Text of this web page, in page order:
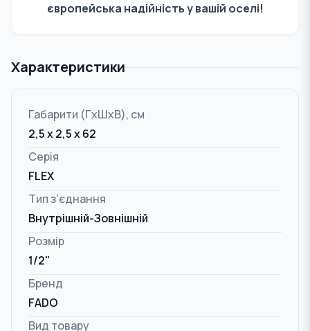
європейська надійність у вашій оселі!
Характеристики
Габарити (ГxШxВ), см
2,5 x 2,5 x 62
Серія
FLEX
Тип з'єднання
Внутрішній-Зовнішній
Розмір
1/2"
Бренд
FADO
Вид товару